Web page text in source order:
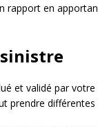
rapport en
et validé par
prendre